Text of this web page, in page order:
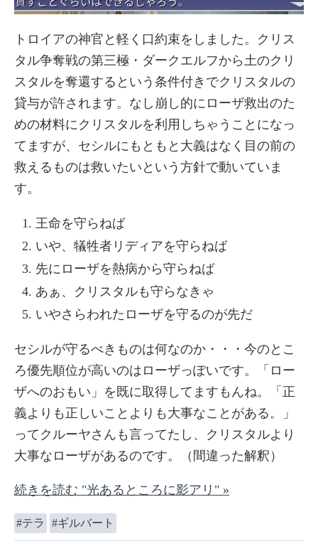
トロイアの神官と軽く口約束をしました。クリス
タル争奪戦の第三極・ダークエルフから土のクリ
スタルを奪還するという条件付きでクリスタルの
貸与が許されます。なし崩し的にローザ救出のた
めの材料にクリスタルを利用しちゃうことになっ
てますが、セシルにもともと大義はなく目の前の
救えるものは救いたいという方針で動いていま
す。
王命を守らねば
いや、犠牲者リディアを守らねば
先にローザを熱病から守らねば
あぁ、クリスタルも守らなきゃ
いやさらわれたローザを守るのが先だ
セシルが守るべきものは何なのか・・・今のとこ
ろ優先順位が高いのはローザっぽいです。「ロー
ザへのおもい」を既に取得してますもんね。「正
義よりも正しいことよりも大事なことがある。」
ってクルーヤさんも言ってたし、クリスタルより
大事なローザがあるのです。（間違った解釈）
続きを読む "光あるところに影アリ" »
テラ ギルバート